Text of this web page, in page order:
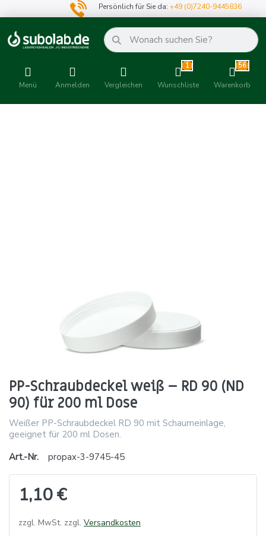
Persönlich für Sie da:+49 (0)7240-9445836
Menü Anmelden Vergleichen
1
Wunschliste
56
Warenkorb
PP-Schraubdeckel weiß – RD 90 (ND
90) für 200 ml Dose
Weißer PP-Schraubdeckel RD 90 mit Schaumeinlage,
geeignet für 200 ml Dosen.
Art.-Nr.
propax-3-9745-45
1,10 €
zzgl. MwSt. zzgl. Versandkosten